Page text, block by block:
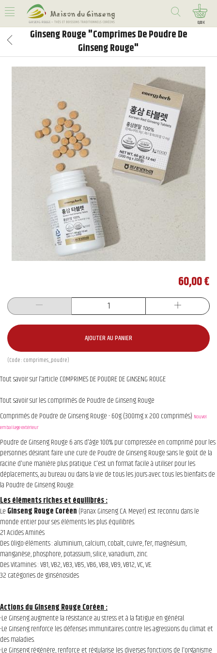
0,00 €
Ginseng Rouge "Comprimes De Poudre De
Ginseng Rouge"
60,00 €
AJOUTER AU PANIER
(Code : comprimes_poudre)
Tout savoir sur l'article COMPRIMES DE POUDRE DE GINSENG ROUGE
Tout savoir sur les comprimés de Poudre de Ginseng Rouge
Comprimés de Poudre de Ginseng Rouge - 60g (300mg x 200 comprimés) Nouvel
emballage extérieur
Poudre de Ginseng Rouge 6 ans d'âge 100% pur compressée en comprimé pour les
personnes désirant faire une cure de Poudre de Ginseng Rouge sans le goût de la
racine d'une manière plus pratique. C'est un format facile à utiliser pour les
déplacements, au bureau ou dans la vie de tous les jours avec tous les bienfaits de
la Poudre de Ginseng Rouge.
Les éléments riches et équilibrés :
Le Ginseng Rouge Coréen (Panax Ginseng C.A. Meyer) est reconnu dans le
monde entier pour ses éléments les plus équilibrés.
21 Acides Aminés
Des Oligo-éléments : aluminium, calcium, cobalt, cuivre, fer, magnésium,
manganèse, phosphore, potassium, silice, vanadium, zinc.
Des Vitamines : VB1, VB2, VB3, VB5, VB6, VB8, VB9, VB12, VC, VE.
32 catégories de ginsénosides
Actions du Ginseng Rouge Coréen :
-Le Ginseng augmente la résistance au stress et à la fatigue en général.
-Le Ginseng renforce les défenses immunitaires contre les agressions du climat et
des maladies.
-Le Ginseng régénère, renforce et régularise les diverses fonctions de l'organisme